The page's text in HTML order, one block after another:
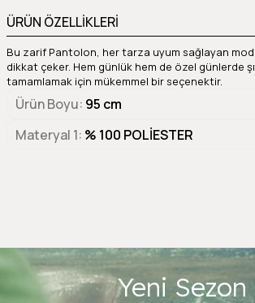
ÜRÜN ÖZELLİKLERİ
Bu zarif Pantolon, her tarza uyum sağlayan
dikkat çeker. Hem günlük hem de özel günlerde
tamamlamak için mükemmel bir seçenektir.
Ürün Boyu 95 cm
Materyal 1 % 100 POLİESTER
Yeni Sezon